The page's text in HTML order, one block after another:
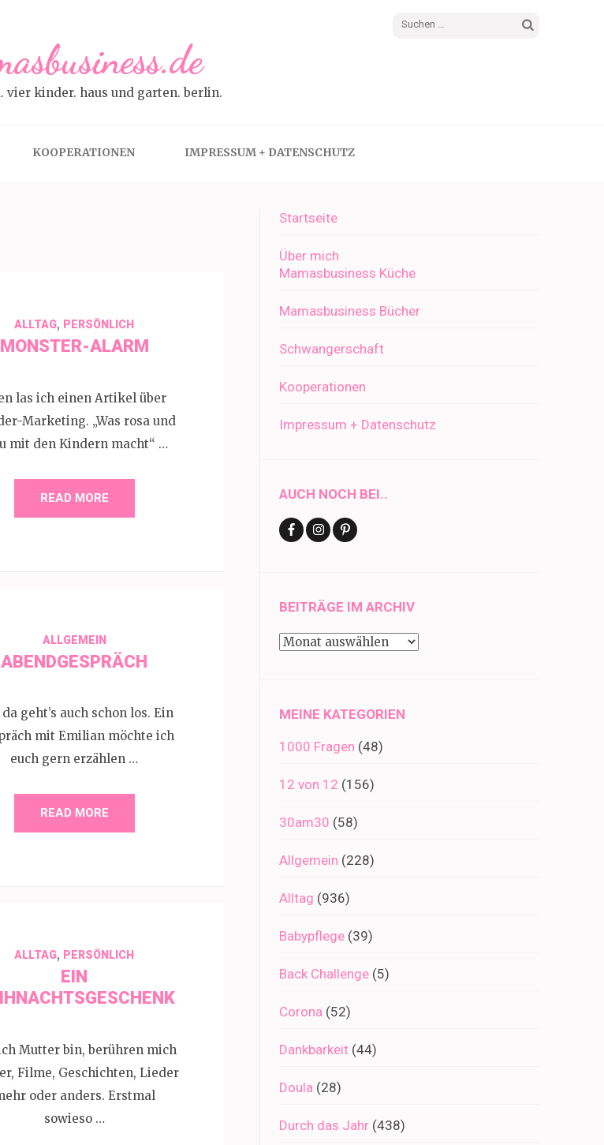
Suchen
vier kinder. haus und garten. berlin.
KOOPERATIONEN IMPRESSUM + DATENSCHUTZ
ALLTAG, PERSÖNLICH
MONSTER-ALARM
las ich einen Artikel über
Marketing. „Was rosa und
mit den Kindern macht“ …
READ MORE
ALLGEMEIN
ABENDGESPRÄCH
geht’s auch schon los. Ein
mit Emilian möchte ich
euch gern erzählen …
READ MORE
ALLTAG, PERSÖNLICH
EIN
Mutter bin, berühren mich
Filme, Geschichten, Lieder
oder anders. Erstmal
sowieso …
Startseite
Über mich
Mamasbusiness Küche
Mamasbusiness Bücher
Schwangerschaft
Kooperationen
Impressum + Datenschutz
AUCH NOCH BEI..
BEITRÄGE IM ARCHIV
Beiträge
MEINE KATEGORIEN
1000 Fragen (48)
12 von 12 (156)
30am30 (58)
Allgemein (228)
Alltag (936)
Babypflege (39)
Back Challenge (5)
Corona (52)
Dankbarkeit (44)
Doula (28)
Durch das Jahr (438)